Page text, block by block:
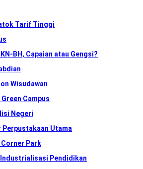
Tarif Tinggi
BH, Capaian atau Gengsi?
Wisudawan
Campus
Negeri
Perpustakaan Utama
Corner Park
Industrialisasi Pendidikan